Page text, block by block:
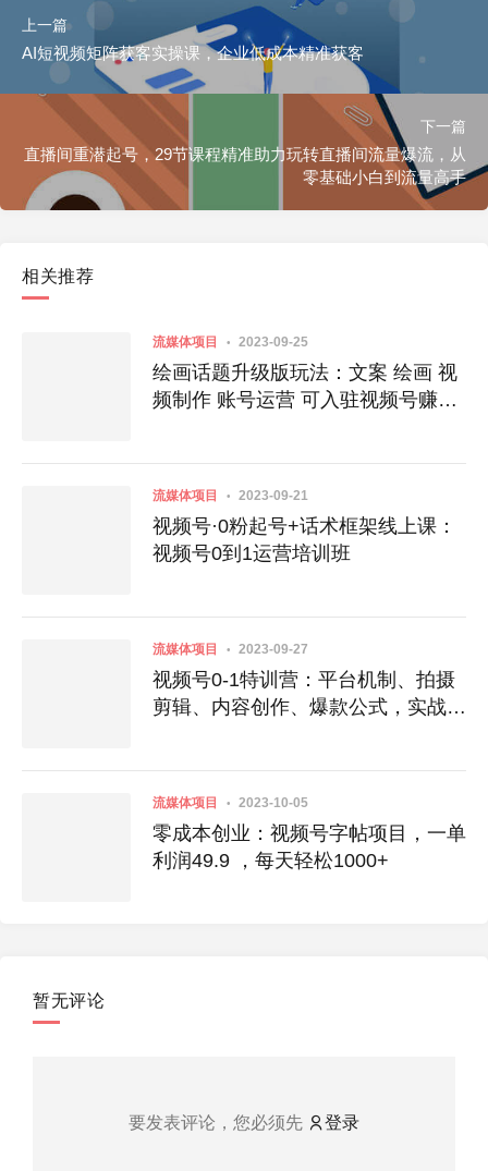
上一篇
AI短视频矩阵获客实操课，企业低成本精准获客
下一篇
直播间重潜起号，29节课程精准助力玩转直播间流量爆流，从
零基础小白到流量高手
相关推荐
流媒体项目 2023-09-25
绘画话题升级版玩法：文案 绘画 视
频制作 账号运营 可入驻视频号赚流
流媒体项目 2023-09-21
视频号·0粉起号+话术框架线上课：
视频号0到1运营培训班
流媒体项目 2023-09-27
视频号0-1特训营：平台机制、拍摄
剪辑、内容创作、爆款公式，实战案
流媒体项目 2023-10-05
零成本创业：视频号字帖项目，一单
利润49.9 ，每天轻松1000+
暂无评论
要发表评论，您必须先 登录